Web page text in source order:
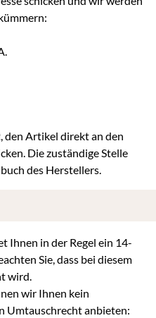
den Artikel direkt an den
Die zuständige Stelle
des Herstellers.
Ihnen in der Regel ein 14-
Sie, dass bei diesem
wird.
wir Ihnen kein
Umtauschrecht anbieten: